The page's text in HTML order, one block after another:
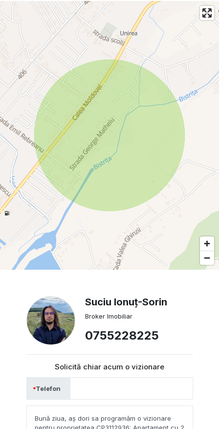
Suciu Ionuț-Sorin
Broker Imobiliar
0755228225
Solicită chiar acum o vizionare
Telefon